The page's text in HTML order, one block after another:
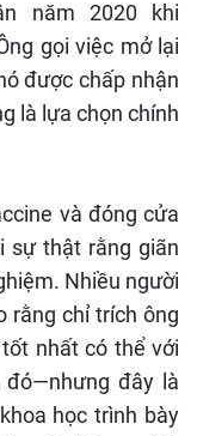
năm 2020 khi
gọi việc mở lại
được chấp nhận
là lựa chọn chính
và đóng cửa
sự thật rằng giãn
Nhiều người
rằng chỉ trích ông
nhất có thể với
đây là
học trình bày